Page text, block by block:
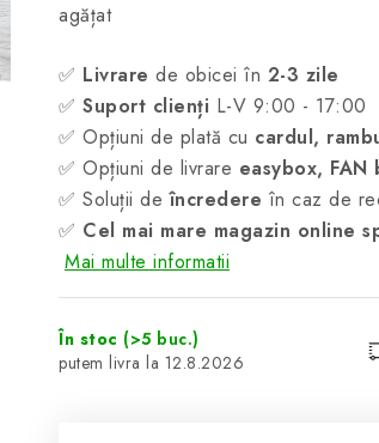
agățat
✅ Livrare de obicei în 2-3 zile
✅ Suport clienți L-V 9:00 - 17:00
✅ Opțiuni de plată cu cardul,
✅ Opțiuni de livrare easybox,
✅ Soluții deîncredere în caz de
✅ Cel mai mare magazin online
Mai multe informatii
În stoc (>5 buc.)
12.8.2026